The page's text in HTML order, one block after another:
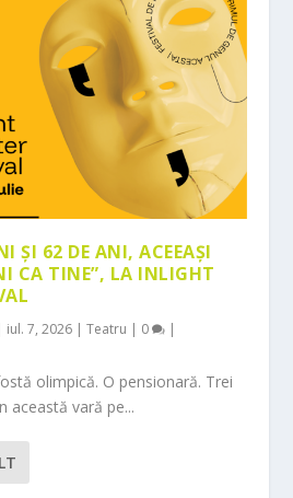
ȘI 62 DE ANI, ACEEAȘI
CA TINE”, LA INLIGHT
iul. 7, 2026 |Teatru | 0 |
olimpică. O pensionară. Trei
această vară pe...